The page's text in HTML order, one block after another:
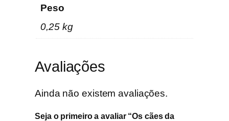
Peso
0,25 kg
Avaliações
Ainda não existem avaliações.
Seja o primeiro a avaliar “Os cães da